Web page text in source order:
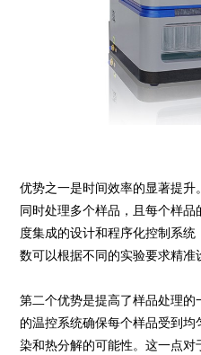
优势之一是时间效率的显著提
同时处理多个样品，且每个样
度集成的设计和程序化控制系
数可以根据不同的实验要求精准
第二个优势是提高了样品处理
的温控系统确保每个样品受到
染和热分解的可能性。这一点对